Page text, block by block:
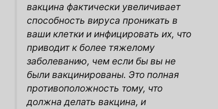
вакцина фактически увеличивает
способность вируса проникать в
ваши клетки и инфицировать их, что
приводит к более тяжелому
заболеванию, чем если бы вы не
были вакцинированы. Это полная
противоположность тому, что
должна делать вакцина, и